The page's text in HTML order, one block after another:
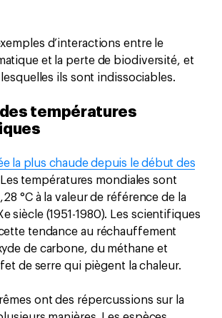
d’interactions entre le
et la perte de biodiversité, et
ils sont indissociables.
températures
la plus chaude depuis le début des
températures mondiales sont
°C à la valeur de référence de la
siècle (1951-1980). Les scientifiques
tendance au réchauffement
de carbone, du méthane et
de serre qui piègent la chaleur.
ont des répercussions sur la